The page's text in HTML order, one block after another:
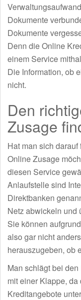
Dokumente
Dokumente
Denn die Online
einem Service
Die Information, ob
nicht.
Den
Zusage
Hat man sich
Online Zusage
diesen Service
Anlaufstelle sind
Direktbanken
Netz abwickeln und
Sie können
also gar nicht
herauszugeben, ob
Man schlägt bei
mit einer Klappe,
Kreditangebote